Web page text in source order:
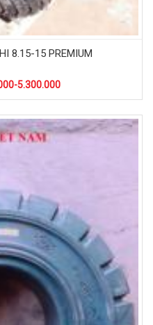
8.15-15 PREMIUM
5.300.000